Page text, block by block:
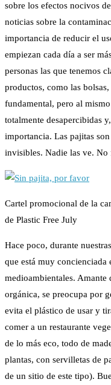
sobre los efectos nocivos
noticias sobre la
importancia de reducir el
empiezan cada día a ser
personas las que tenemos
productos, como las
fundamental, pero al
totalmente desapercibidas
importancia. Las pajitas
invisibles. Nadie las ve.
Cartel promocional de la
de Plastic Free July
Hace poco, durante
que está muy concienciada
medioambientales. Amante
orgánica, se preocupa por
evita el plástico de usar y
comer a un restaurante
de lo más eco, todo de
plantas, con servilletas de
de un sitio de este tipo).